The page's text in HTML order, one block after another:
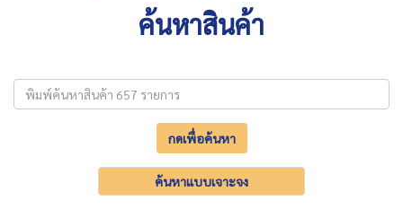
ค้นหาสินค้า
กดเพื่อค้นหา
ค้นหาแบบเจาะจง